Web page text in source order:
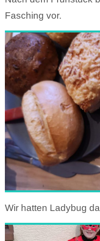
Fasching vor.
Wir hatten Ladybug